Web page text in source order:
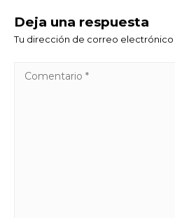
Deja una respuesta
Tu dirección de correo electrónico